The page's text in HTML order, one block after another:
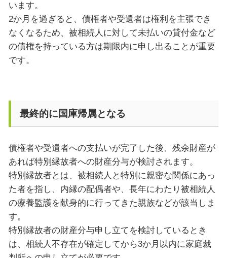
います。
2か月を過ぎると、債権者や受遺者は権利を主張でき
なくなるため、被相続人に対して未払いの貸付金など
の債権を持っている方は期限内に申し出ることが重要
です。
最終的に国庫帰属となる
債権者や受遺者への支払いが完了した後、残余財産が
あれば特別縁故者への財産分与が検討されます。
特別縁故者とは、被相続人と特別に親密な関係にあっ
た者を指し、内縁の配偶者や、長年にわたり被相続人
の療養監護を献身的に行ってきた親族などが該当しま
す。
特別縁故者の財産分与申し立てを検討しているとき
は、相続人不存在が確定してから3か月以内に家庭裁